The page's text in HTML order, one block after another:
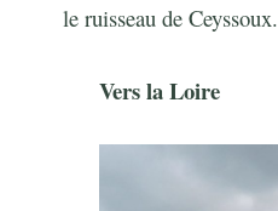
le ruisseau de Ceyssoux.
Vers la Loire